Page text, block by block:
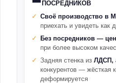
ПОСРЕДНИКОВ
Своё производство в
приехать и увидеть как
Без посредников —
при более высоком
Задняя стенка из ЛДСП,
конкурентов — жёсткая
деформируется